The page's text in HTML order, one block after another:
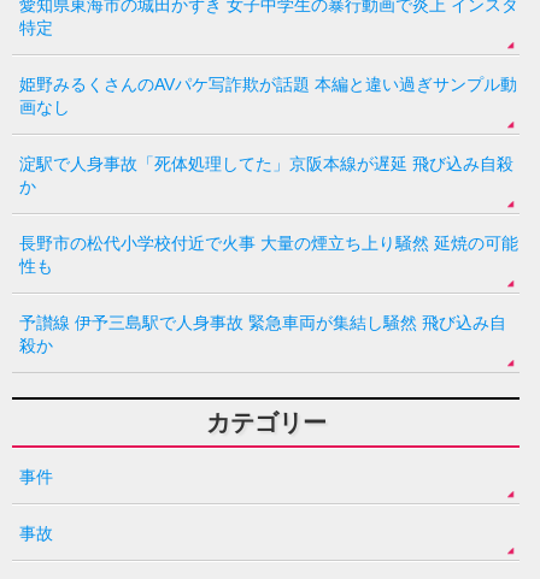
愛知県東海市の城田かずき 女子中学生の暴行動画で炎上 インスタ
特定
姫野みるくさんのAVパケ写詐欺が話題 本編と違い過ぎサンプル動
画なし
淀駅で人身事故「死体処理してた」京阪本線が遅延 飛び込み自殺
か
長野市の松代小学校付近で火事 大量の煙立ち上り騒然 延焼の可能
性も
予讃線 伊予三島駅で人身事故 緊急車両が集結し騒然 飛び込み自
殺か
カテゴリー
事件
事故